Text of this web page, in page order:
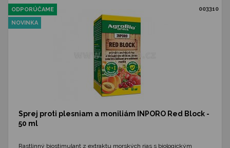
003310
ODPORÚČAME
NOVINKA
Sprej proti plesniam a moniliám INPORO Red Block -
50 ml
Rastlinný biostimulant z extraktu morských rias s biologickým